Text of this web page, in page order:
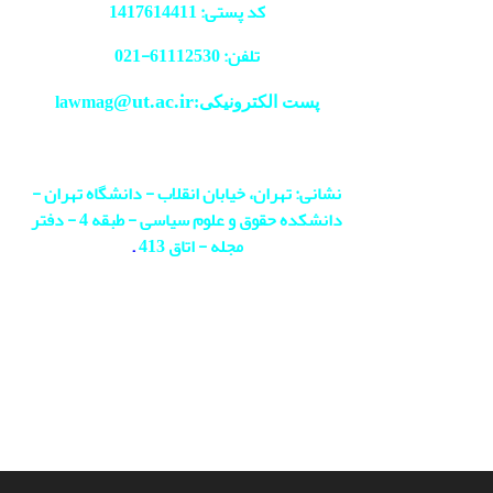
کد پستی: 1417614411
تلفن: 61112530-
021
پست الکترونیکی:lawmag@ut.ac.ir
نشانی: تهران، خیابان انقلاب - دانشگاه تهران -
دانشکده حقوق و علوم سیاسی - طبقه 4 - دفتر
مجله - اتاق 413
.